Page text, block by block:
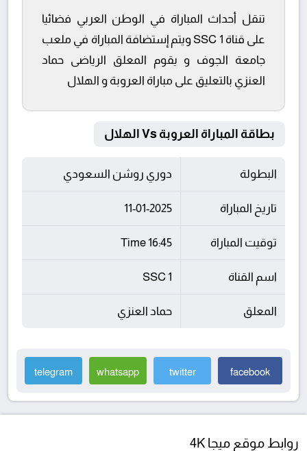
تنقل أحداث المباراة في الوطن العربي فضائيا
على قناة SSC 1 ويتم إستضافة المباراة في ملعب
جامعة الجوف و يقوم المعلق الرياضى حماد
العنزي بالتعليق على مباراة العروبة و الهلال
بطاقة المباراة العروبة Vs الهلال
البطولة دوري روشن السعودي
تاريخ المباراة 11-01-2025
توقيت المباراة 16:45 Time
اسم القناة SSC 1
المعلق حماد العنزي
facebook
twitter
whatsapp
telegram
روابط موقع ميجا 4K